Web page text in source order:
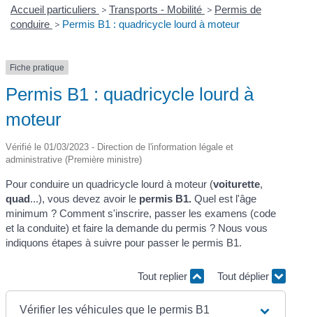
Accueil particuliers > Transports - Mobilité > Permis de
conduire > Permis B1 : quadricycle lourd à moteur
Fiche pratique
Permis B1 : quadricycle lourd à
moteur
Vérifié le 01/03/2023 - Direction de l'information légale et
administrative (Première ministre)
Pour conduire un quadricycle lourd à moteur (voiturette,
quad...), vous devez avoir le permis B1. Quel est l'âge
minimum ? Comment s'inscrire, passer les examens (code
et la conduite) et faire la demande du permis ? Nous vous
indiquons étapes à suivre pour passer le permis B1.
Tout replier Tout déplier
Vérifier les véhicules que le permis B1